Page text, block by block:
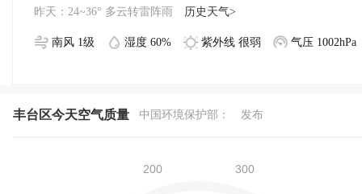
昨天：24~36° 多云转雷阵雨
历史天气>
南风 1级 湿度 60% 紫外线 很弱 气压 1002hPa
丰台区今天空气质量 中国环境保护部： 发布